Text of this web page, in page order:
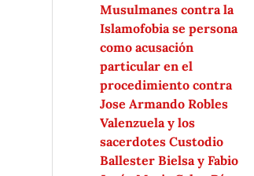
Musulmanes contra la
Islamofobia se persona
como acusación
particular en el
procedimiento contra
Jose Armando Robles
Valenzuela y los
sacerdotes Custodio
Ballester Bielsa y Fabio